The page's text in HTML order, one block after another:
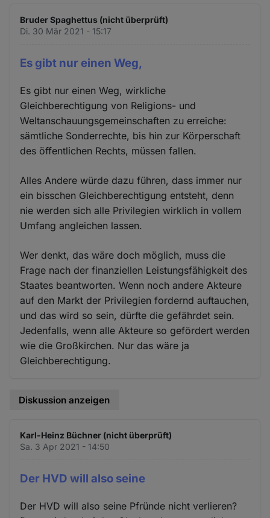
Bruder Spaghettus (nicht überprüft)
Di. 30 Mär 2021 - 15:17
Es gibt nur einen Weg,
Es gibt nur einen Weg, wirkliche
Gleichberechtigung von Religions- und
Weltanschauungsgemeinschaften zu erreiche:
sämtliche Sonderrechte, bis hin zur Körperschaft
des öffentlichen Rechts, müssen fallen.
Alles Andere würde dazu führen, dass immer nur
ein bisschen Gleichberechtigung entsteht, denn
nie werden sich alle Privilegien wirklich in vollem
Umfang angleichen lassen.
Wer denkt, das wäre doch möglich, muss die
Frage nach der finanziellen Leistungsfähigkeit des
Staates beantworten. Wenn noch andere Akteure
auf den Markt der Privilegien fordernd auftauchen,
und das wird so sein, dürfte die gefährdet sein.
Jedenfalls, wenn alle Akteure so gefördert werden
wie die Großkirchen. Nur das wäre ja
Gleichberechtigung.
Diskussion anzeigen
Karl-Heinz Büchner (nicht überprüft)
Sa. 3 Apr 2021 - 14:50
Der HVD will also seine
Der HVD will also seine Pfründe nicht verlieren?